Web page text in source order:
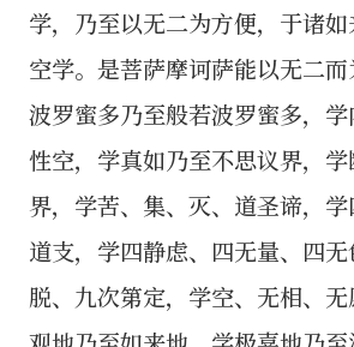
学，乃至以无二为方便，于诸
空学。是菩萨摩诃萨能以无二
波罗蜜多乃至般若波罗蜜多，
性空，学真如乃至不思议界，
界，学苦、集、灭、道圣谛，
道支，学四静虑、四无量、四
脱、九次第定，学空、无相、